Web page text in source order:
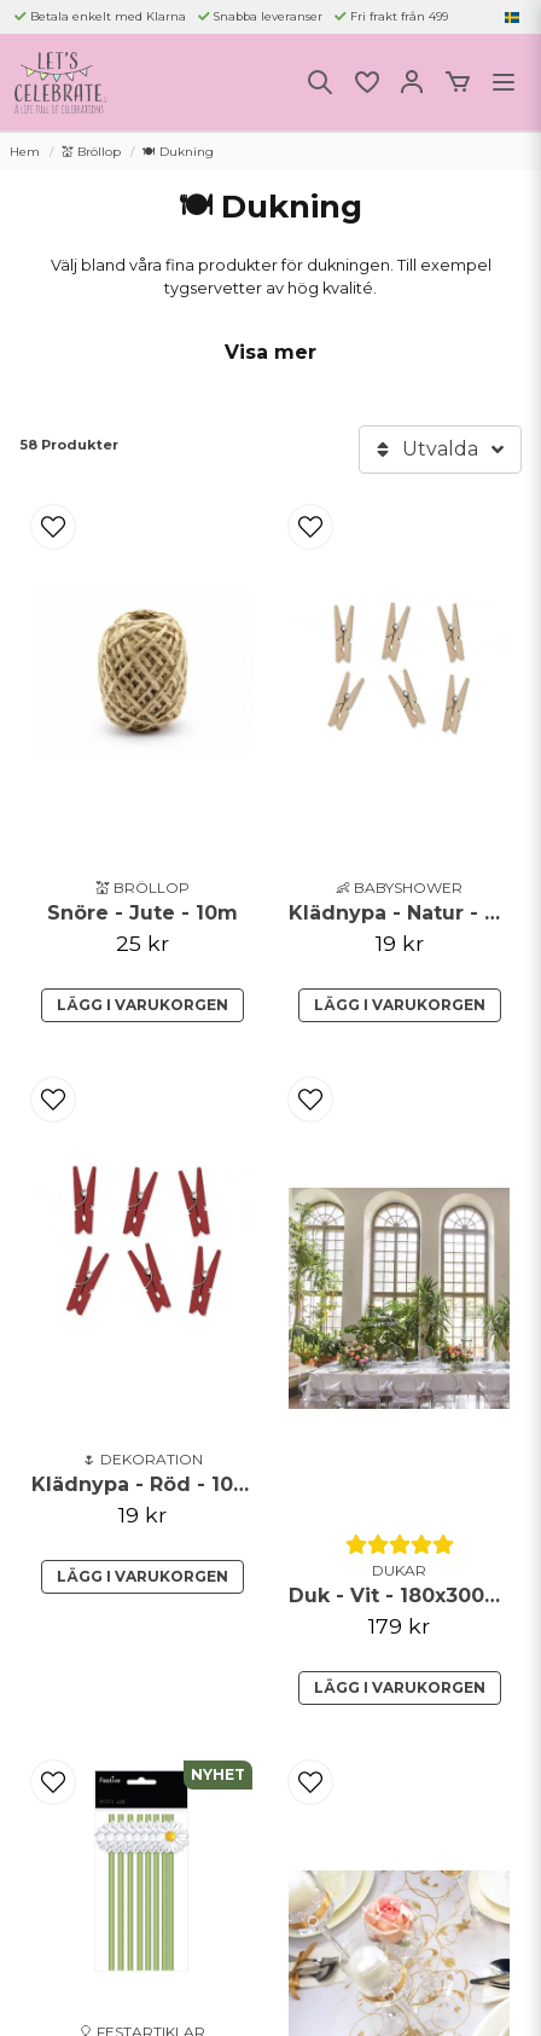
Betala enkelt med Klarna Snabba leveranser Fri frakt från 499
Hem 💒 Bröllop 🍽️ Dukning
🍽️ Dukning
Välj bland våra fina produkter för dukningen. Till exempel
tygservetter av hög kvalité.
av slitstarkt material. Duken går fint att tvätta och passar bra för alla
Saknar ni det antal ni önskar er - skicka oss ett meddelande så tar vi
Visa mer
58 Produkter Utvalda
💒 BRÖLLOP
Snöre - Jute - 10m
25 kr
LÄGG I VARUKORGEN
👶 BABYSHOWER
Klädnypa - Natur - 20pack
19 kr
LÄGG I VARUKORGEN
🌷 DEKORATION
Klädnypa - Röd - 10pack
19 kr
LÄGG I VARUKORGEN DUKAR
Duk - Vit - 180x300cm
179 kr
LÄGG I VARUKORGEN
🎈 FESTARTIKLAR
NYHET